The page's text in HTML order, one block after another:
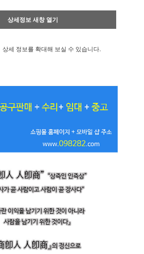
상세정보 새창 열기
상세 정보를 확대해 보실 수 있습니다.